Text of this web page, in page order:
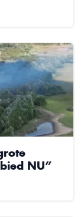
NU”